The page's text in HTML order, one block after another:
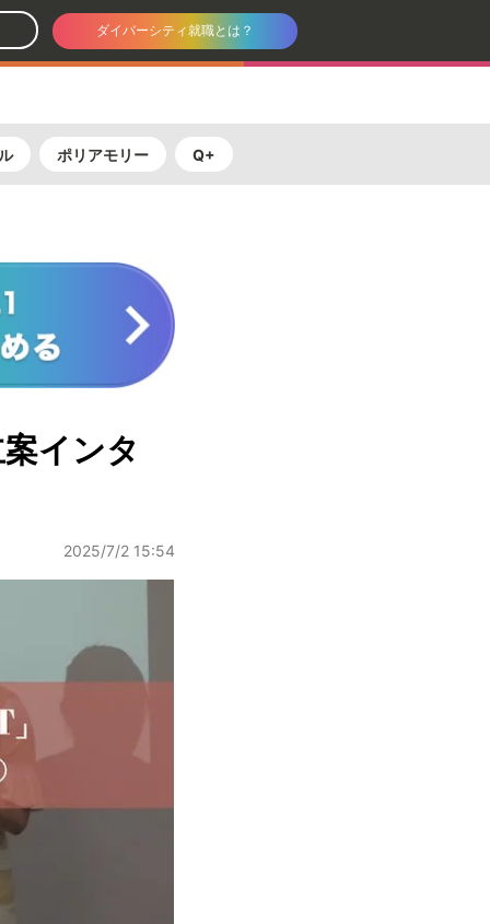
ダイバーシティ就職とは？
ポリアモリー Q+
インタ
2025/7/2 15:54